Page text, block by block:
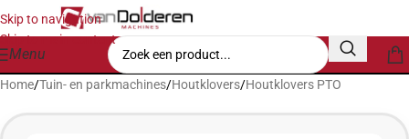
Skip to navigation
Skip to main content
Menu
Home/Tuin- en parkmachines/Houtklovers/Houtklovers PTO